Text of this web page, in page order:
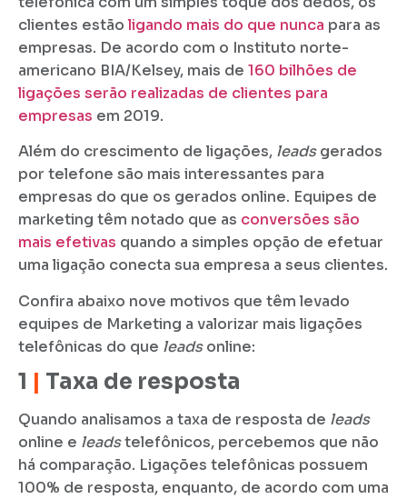
clientes estãoligando mais do que nunca para as
empresas. De acordo com o Instituto norte-
americano BIA/Kelsey, mais de 160 bilhões de
ligações serão realizadas de clientes para
empresas em 2019.
Além do crescimento de ligações, leadsgerados
por telefone são mais interessantes para
empresas do que os gerados online. Equipes de
marketing têm notado que as conversões são
mais efetivas quando a simples opção de efetuar
uma ligação conecta sua empresa a seus clientes.
Confira abaixo nove motivos que têm levado
equipes de Marketing a valorizar mais ligações
telefônicas do que leadsonline:
1 | Taxa de resposta
Quando analisamos a taxa de resposta de leads
online e leadstelefônicos, percebemos que não
há comparação. Ligações telefônicas possuem
100% de resposta, enquanto, de acordo com uma